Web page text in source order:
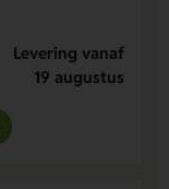
Levering vanaf
19 augustus